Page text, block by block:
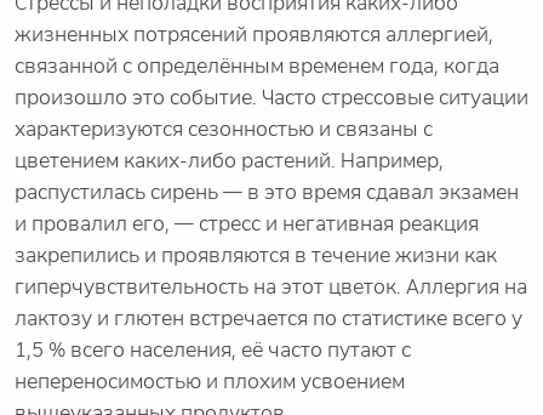
жизненных потрясений проявляются аллергией,
связанной с определённым временем года, когда
произошло это событие. Часто стрессовые ситуации
характеризуются сезонностью и связаны с
цветением каких-либо растений. Например,
распустилась сирень — в это время сдавал экзамен
и провалил его, — стресс и негативная реакция
закрепились и проявляются в течение жизни как
гиперчувствительность на этот цветок. Аллергия на
лактозу и глютен встречается по статистике всего у
1,5 % всего населения, её часто путают с
непереносимостью и плохим усвоением